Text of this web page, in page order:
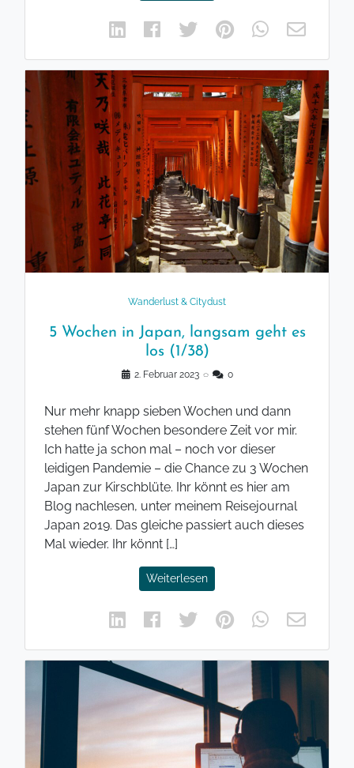
Wanderlust & Citydust
5 Wochen in Japan, langsam geht es
los (1/38)
2. Februar 2023 ◌ 0
Nur mehr knapp sieben Wochen und dann
stehen fünf Wochen besondere Zeit vor mir.
Ich hatte ja schon mal – noch vor dieser
leidigen Pandemie – die Chance zu 3 Wochen
Japan zur Kirschblüte. Ihr könnt es hier am
Blog nachlesen, unter meinem Reisejournal
Japan 2019. Das gleiche passiert auch dieses
Mal wieder. Ihr könnt […]
Weiterlesen